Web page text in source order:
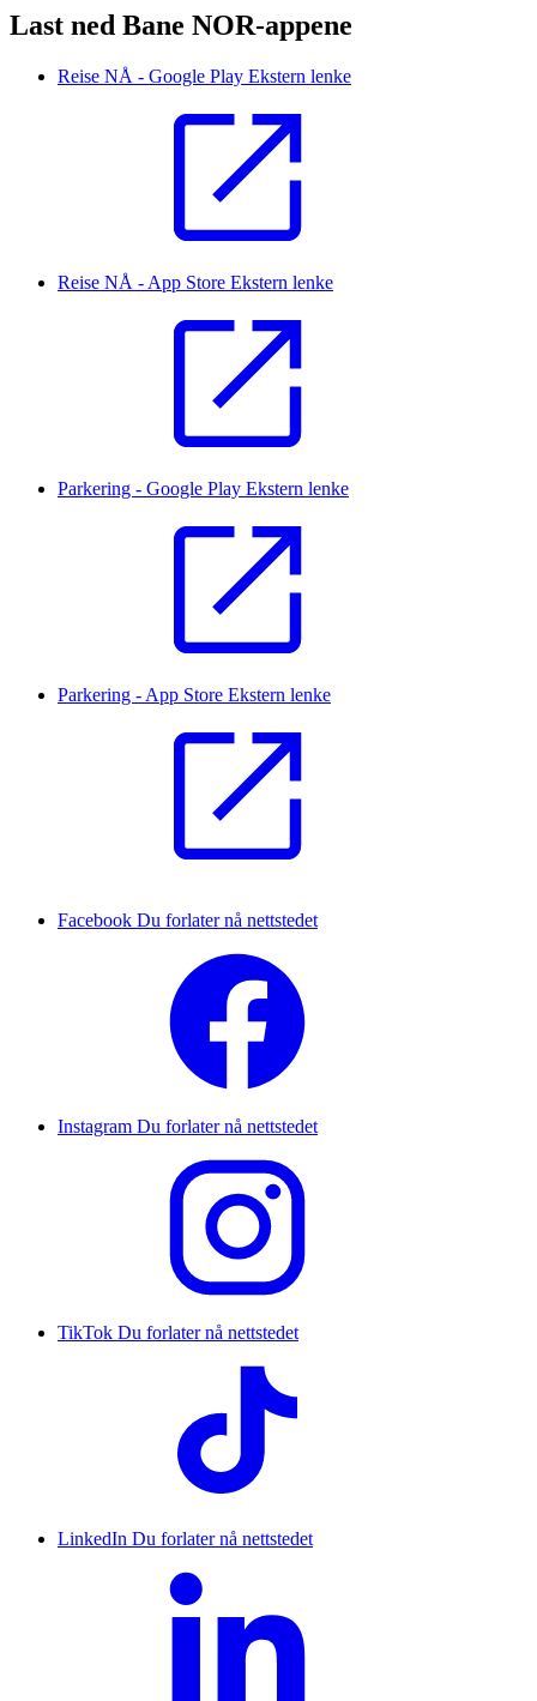
Last ned Bane NOR-appene
Reise NÅ - Google Play Ekstern lenke
Reise NÅ - App Store Ekstern lenke
Parkering - Google Play Ekstern lenke
Parkering - App Store Ekstern lenke
Facebook Du forlater nå nettstedet
Instagram Du forlater nå nettstedet
TikTok Du forlater nå nettstedet
LinkedIn Du forlater nå nettstedet